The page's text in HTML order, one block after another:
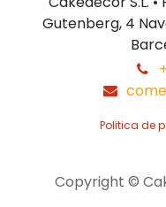
Gutenberg, 4
Politica de
Copyright ©